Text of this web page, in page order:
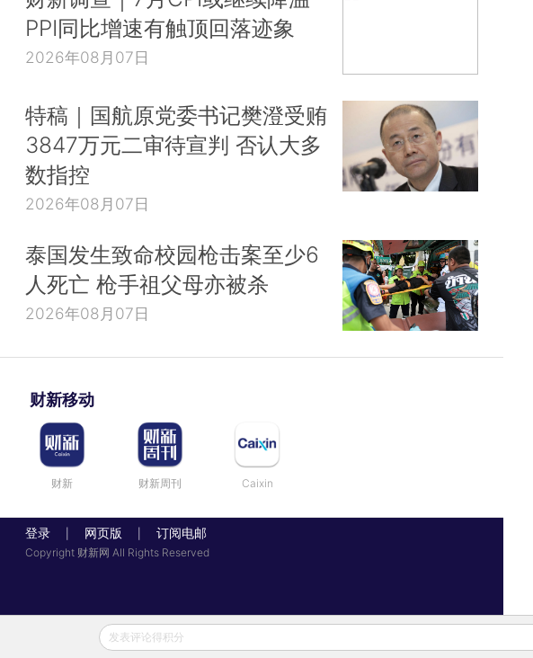
PPI同比增速有触顶回落迹象
2026年08月07日
特稿｜国航原党委书记樊澄受贿
3847万元二审待宣判 否认大多
数指控
2026年08月07日
泰国发生致命校园枪击案至少6
人死亡 枪手祖父母亦被杀
2026年08月07日
财新移动
财新 财新周刊 Caixin
登录 网页版 订阅电邮
Copyright 财新网 All Rights Reserved
发表评论得积分